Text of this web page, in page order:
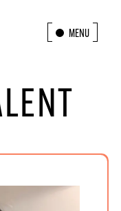
MENU